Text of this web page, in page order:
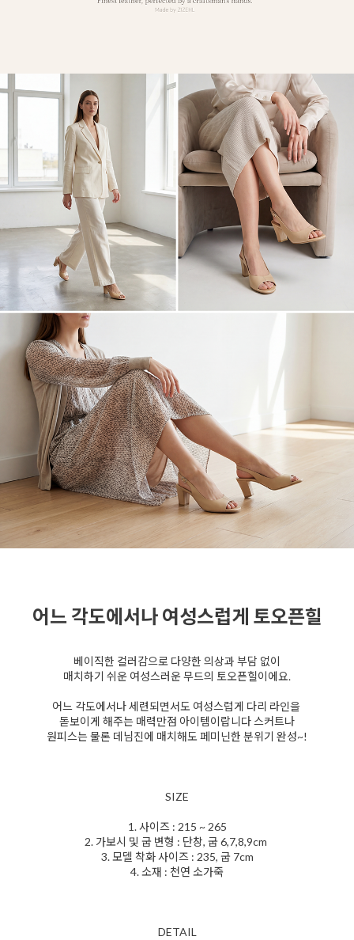
어느 각도에서나 여성스럽게 토오픈힐
베이직한 컬러감으로 다양한 의상과 부담 없이
매치하기 쉬운 여성스러운 무드의 토오픈힐이에요.
어느 각도에서나 세련되면서도 여성스럽게 다리 라인을
돋보이게 해주는 매력만점 아이템이랍니다 스커트나
원피스는 물론 데님진에 매치해도 페미닌한 분위기 완성~!
SIZE
1. 사이즈 : 215 ~ 265
2. 가보시 및 굽 변형 : 단창, 굽 6,7,8,9cm
3. 모델 착화 사이즈 : 235, 굽 7cm
4. 소재 : 천연 소가죽
DETAIL